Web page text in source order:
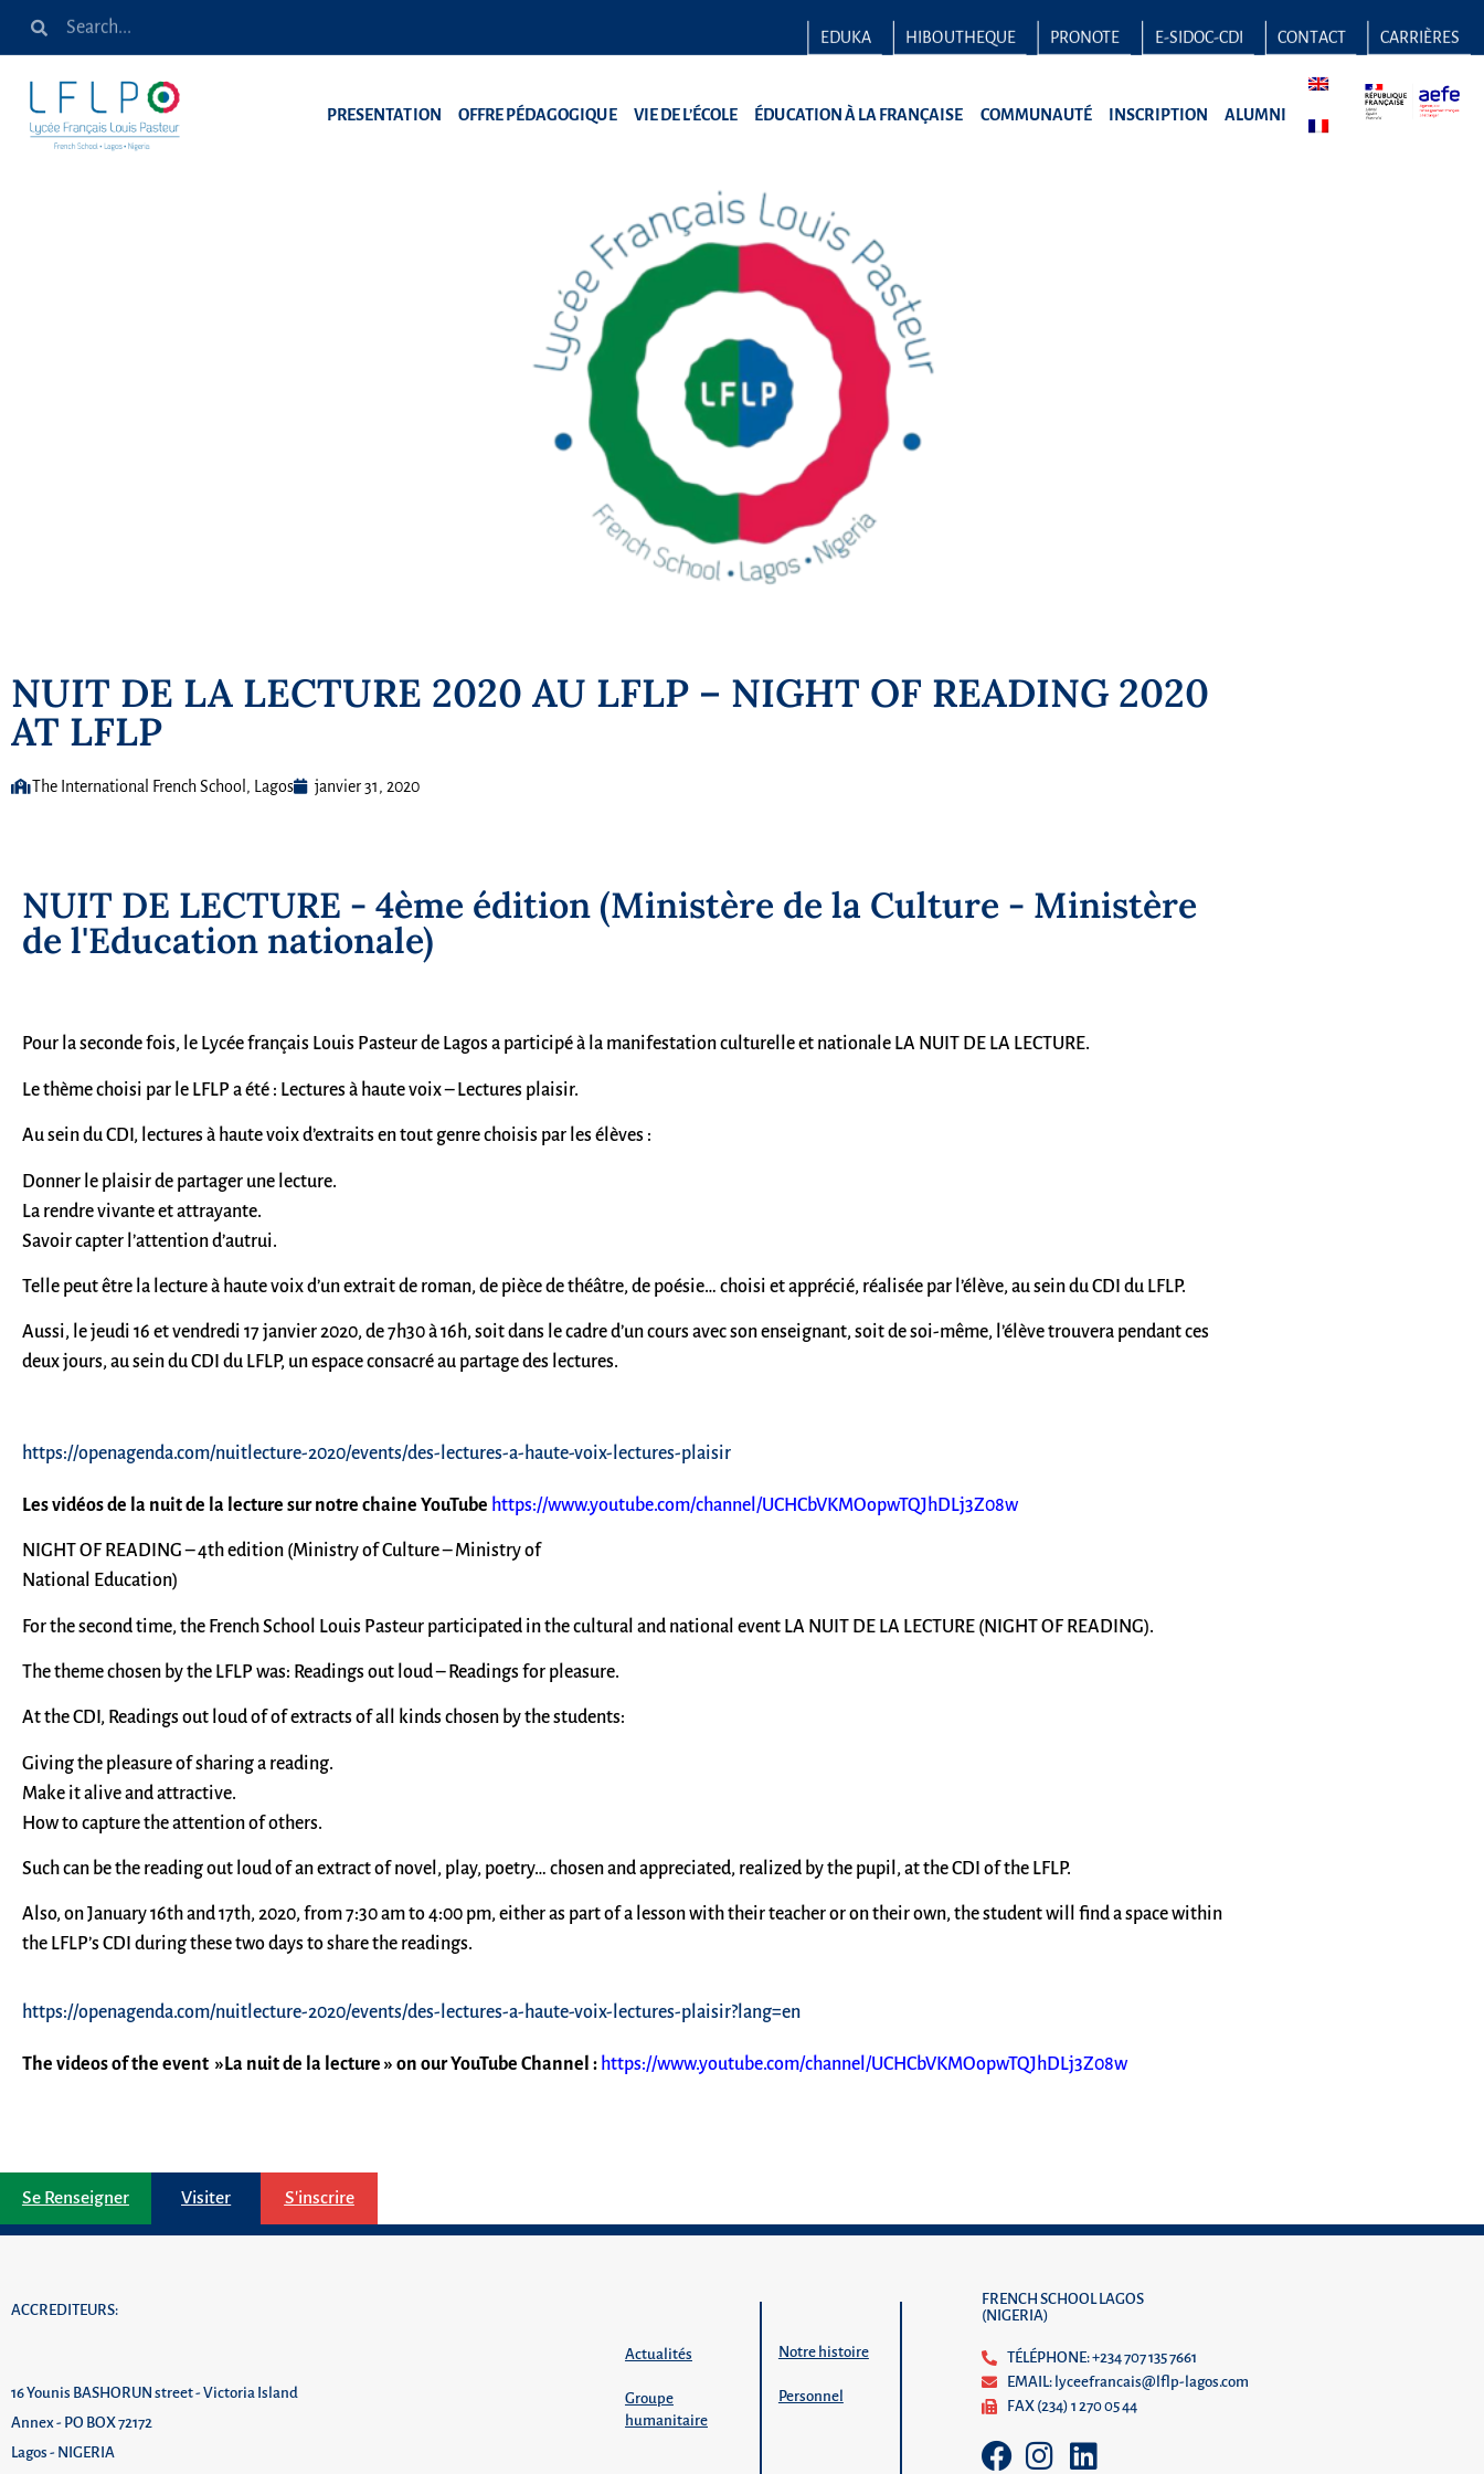
EDUKA HIBOUTHEQUE PRONOTE E-SIDOC-CDI CONTACT CARRIÈRES
PRESENTATION OFFRE PÉDAGOGIQUE VIE DE L’ÉCOLE ÉDUCATION À LA FRANÇAISE COMMUNAUTÉ INSCRIPTION ALUMNI
NUIT DE LA LECTURE 2020 AU LFLP – NIGHT OF READING 2020
AT LFLP
The International French School, Lagos janvier 31, 2020
NUIT DE LECTURE - 4ème édition (Ministère de la Culture - Ministère
de l'Education nationale)
Pour la seconde fois, le Lycée français Louis Pasteur de Lagos a participé à la manifestation culturelle et nationale LA NUIT DE LA LECTURE.
Le thème choisi par le LFLP a été : Lectures à haute voix – Lectures plaisir.
Au sein du CDI, lectures à haute voix d’extraits en tout genre choisis par les élèves :
Donner le plaisir de partager une lecture.
La rendre vivante et attrayante.
Savoir capter l’attention d’autrui.
Telle peut être la lecture à haute voix d’un extrait de roman, de pièce de théâtre, de poésie… choisi et apprécié, réalisée par l’élève, au sein du CDI du LFLP.
Aussi, le jeudi 16 et vendredi 17 janvier 2020, de 7h30 à 16h, soit dans le cadre d’un cours avec son enseignant, soit de soi-même, l’élève trouvera pendant ces
deux jours, au sein du CDI du LFLP, un espace consacré au partage des lectures.
https://openagenda.com/nuitlecture-2020/events/des-lectures-a-haute-voix-lectures-plaisir
Les vidéos de la nuit de la lecture sur notre chaine YouTube https://www.youtube.com/channel/UCHCbVKMOopwTQJhDLj3Z08w
NIGHT OF READING – 4th edition (Ministry of Culture – Ministry of
National Education)
For the second time, the French School Louis Pasteur participated in the cultural and national event LA NUIT DE LA LECTURE (NIGHT OF READING).
The theme chosen by the LFLP was: Readings out loud – Readings for pleasure.
At the CDI, Readings out loud of of extracts of all kinds chosen by the students:
Giving the pleasure of sharing a reading.
Make it alive and attractive.
How to capture the attention of others.
Such can be the reading out loud of an extract of novel, play, poetry… chosen and appreciated, realized by the pupil, at the CDI of the LFLP.
Also, on January 16th and 17th, 2020, from 7:30 am to 4:00 pm, either as part of a lesson with their teacher or on their own, the student will find a space within
the LFLP’s CDI during these two days to share the readings.
https://openagenda.com/nuitlecture-2020/events/des-lectures-a-haute-voix-lectures-plaisir?lang=en
The videos of the event »La nuit de la lecture » on our YouTube Channel : https://www.youtube.com/channel/UCHCbVKMOopwTQJhDLj3Z08w
Se Renseigner Visiter S'inscrire
ACCREDITEURS:
16 Younis BASHORUN street - Victoria Island
Annex - PO BOX 72172
Lagos - NIGERIA
Actualités
Groupe
humanitaire
Notre histoire
Personnel
FRENCH SCHOOL LAGOS
(NIGERIA)
TÉLÉPHONE: +234 707 135 7661
EMAIL: lyceefrancais@lflp-lagos.com
FAX (234) 1 270 05 44